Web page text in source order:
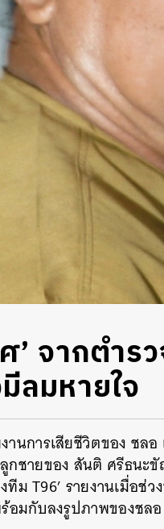
’ จากตำ
ลมหายใจ
นการเสียชีวิตของ ชล
ชายของ สันติ ศรีธนะ
ม T96’ รายงานเมื่อช่
อมกับลงรูปภาพของชลอ